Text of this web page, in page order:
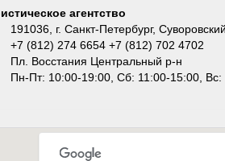
агентство
191036, г. Санкт-Петербург,
+7 (812) 274 6654 +7 (812) 702 4702
Пл. Восстания Центральный р-н
Пн-Пт: 10:00-19:00, Сб: 11:00-15:00, Вс: